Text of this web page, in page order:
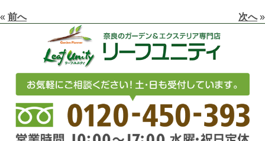
« 前へ 次へ»